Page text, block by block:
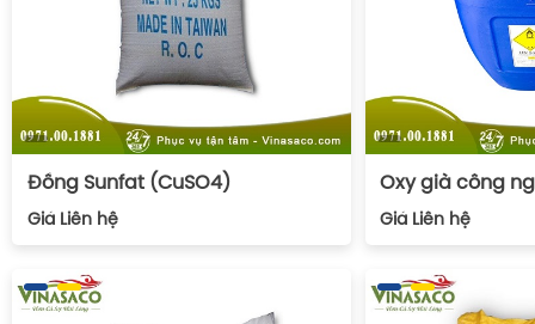
Đồng Sunfat (CuSO4)
Giá Liên hệ
Oxy già công
Giá Liên hệ